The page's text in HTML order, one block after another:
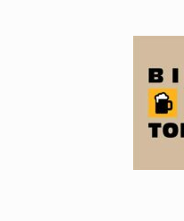
¿Esto que
Últimas
Todos los